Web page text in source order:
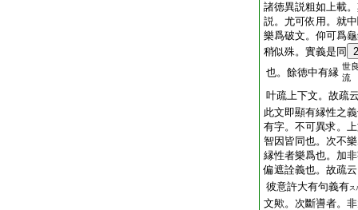
諸徳異説粗如上載
説。尤可依用。就
樂爲破文。仰可爲
稍似殊。實義是同
2
也。餘徳中有縁 世
流
叶疏上下文。故疏
此文即顯有縁性之
有字。不可異求。
智因皆同也。次不
縁性者樂爲也。加
偏遮詮義也。故疏
彼意許大有句義有ス
文歟。次斷噵者。